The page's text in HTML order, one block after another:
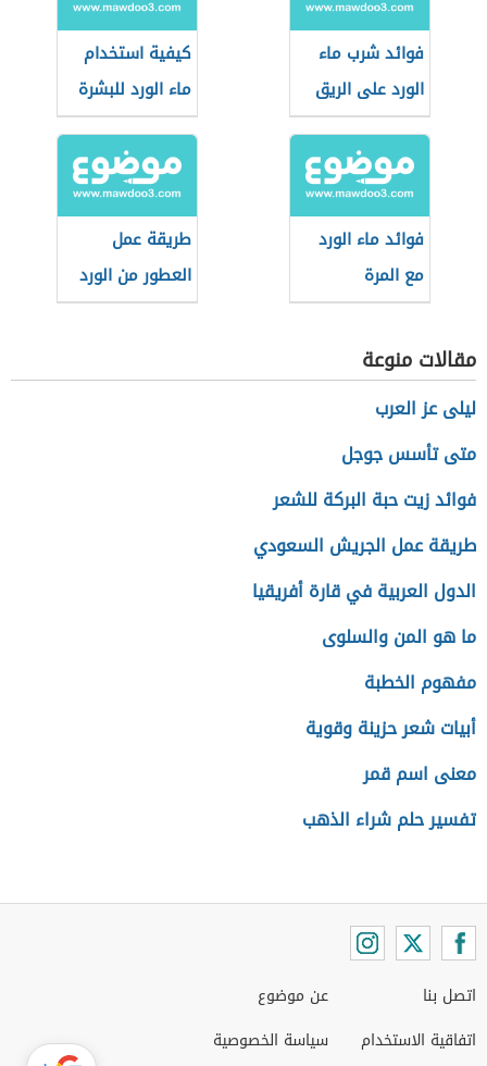
فوائد شرب ماء
الورد على الريق
كيفية استخدام
ماء الورد للبشرة
فوائد ماء الورد
مع المرة
طريقة عمل
العطور من الورد
مقالات منوعة
ليلى عز العرب
متى تأسس جوجل
فوائد زيت حبة البركة للشعر
طريقة عمل الجريش السعودي
الدول العربية في قارة أفريقيا
ما هو المن والسلوى
مفهوم الخطبة
أبيات شعر حزينة وقوية
معنى اسم قمر
تفسير حلم شراء الذهب
اتصل بنا
اتفاقية الاستخدام
عن موضوع
سياسة الخصوصية